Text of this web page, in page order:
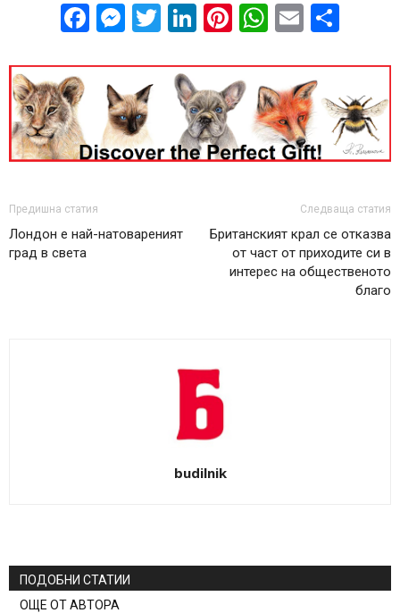
Facebook
Messenger
Twitter
LinkedIn
Pinterest
WhatsApp
Email
Предишна статия
Лондон е най-натовареният
град в света
Следваща статия
Британският крал се отказва
от част от приходите си в
интерес на общественото
благо
budilnik
ПОДОБНИ СТАТИИ
ОЩЕ ОТ АВТОРА